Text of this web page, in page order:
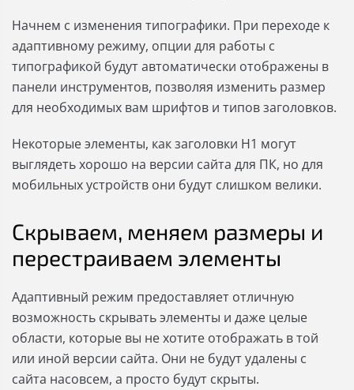
Начнем с изменения типографики. При переходе к
адаптивному режиму, опции для работы с
типографикой будут автоматически отображены в
панели инструментов, позволяя изменить размер
для необходимых вам шрифтов и типов заголовков.
Некоторые элементы, как заголовки Н1 могут
выглядеть хорошо на версии сайта для ПК, но для
мобильных устройств они будут слишком велики.
Скрываем, меняем размеры и
перестраиваем элементы
Адаптивный режим предоставляет отличную
возможность скрывать элементы и даже целые
области, которые вы не хотите отображать в той
или иной версии сайта. Они не будут удалены с
сайта насовсем, а просто будут скрыты.